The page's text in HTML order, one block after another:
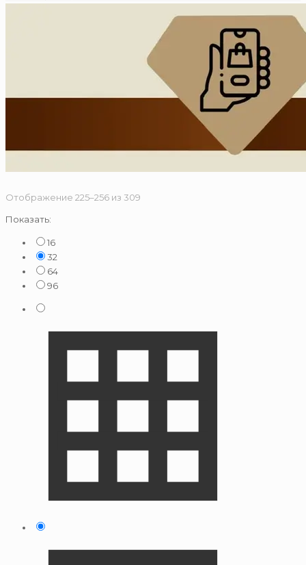
Отображение 225–256 из 309
Показать:
16
32
64
96